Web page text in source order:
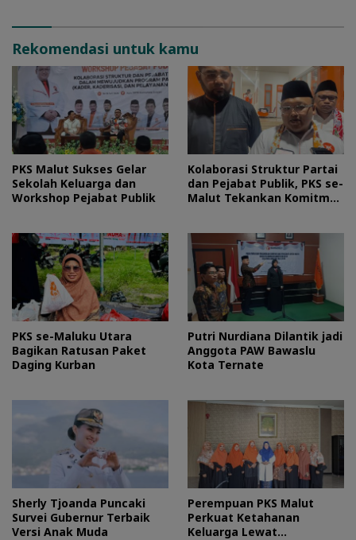
Rekomendasi untuk kamu
PKS Malut Sukses Gelar
Sekolah Keluarga dan
Workshop Pejabat Publik
Kolaborasi Struktur Partai
dan Pejabat Publik, PKS se-
Malut Tekankan Komitmen
PKS se-Maluku Utara
Bagikan Ratusan Paket
Daging Kurban
Putri Nurdiana Dilantik jadi
Anggota PAW Bawaslu
Kota Ternate
Sherly Tjoanda Puncaki
Survei Gubernur Terbaik
Versi Anak Muda
Perempuan PKS Malut
Perkuat Ketahanan
Keluarga Lewat